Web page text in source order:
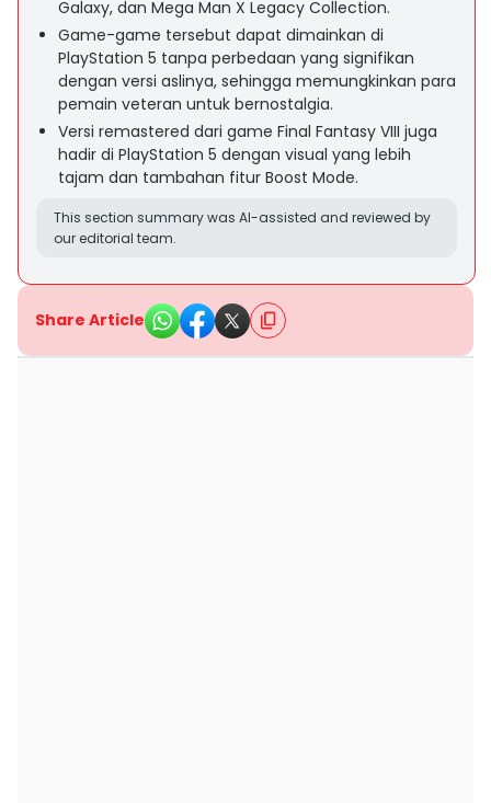
Galaxy, dan Mega Man X Legacy Collection.
Game-game tersebut dapat dimainkan di
PlayStation 5 tanpa perbedaan yang signifikan
dengan versi aslinya, sehingga memungkinkan para
pemain veteran untuk bernostalgia.
Versi remastered dari game Final Fantasy VIII juga
hadir di PlayStation 5 dengan visual yang lebih
tajam dan tambahan fitur Boost Mode.
This section summary was AI-assisted and reviewed by
our editorial team.
Share Article